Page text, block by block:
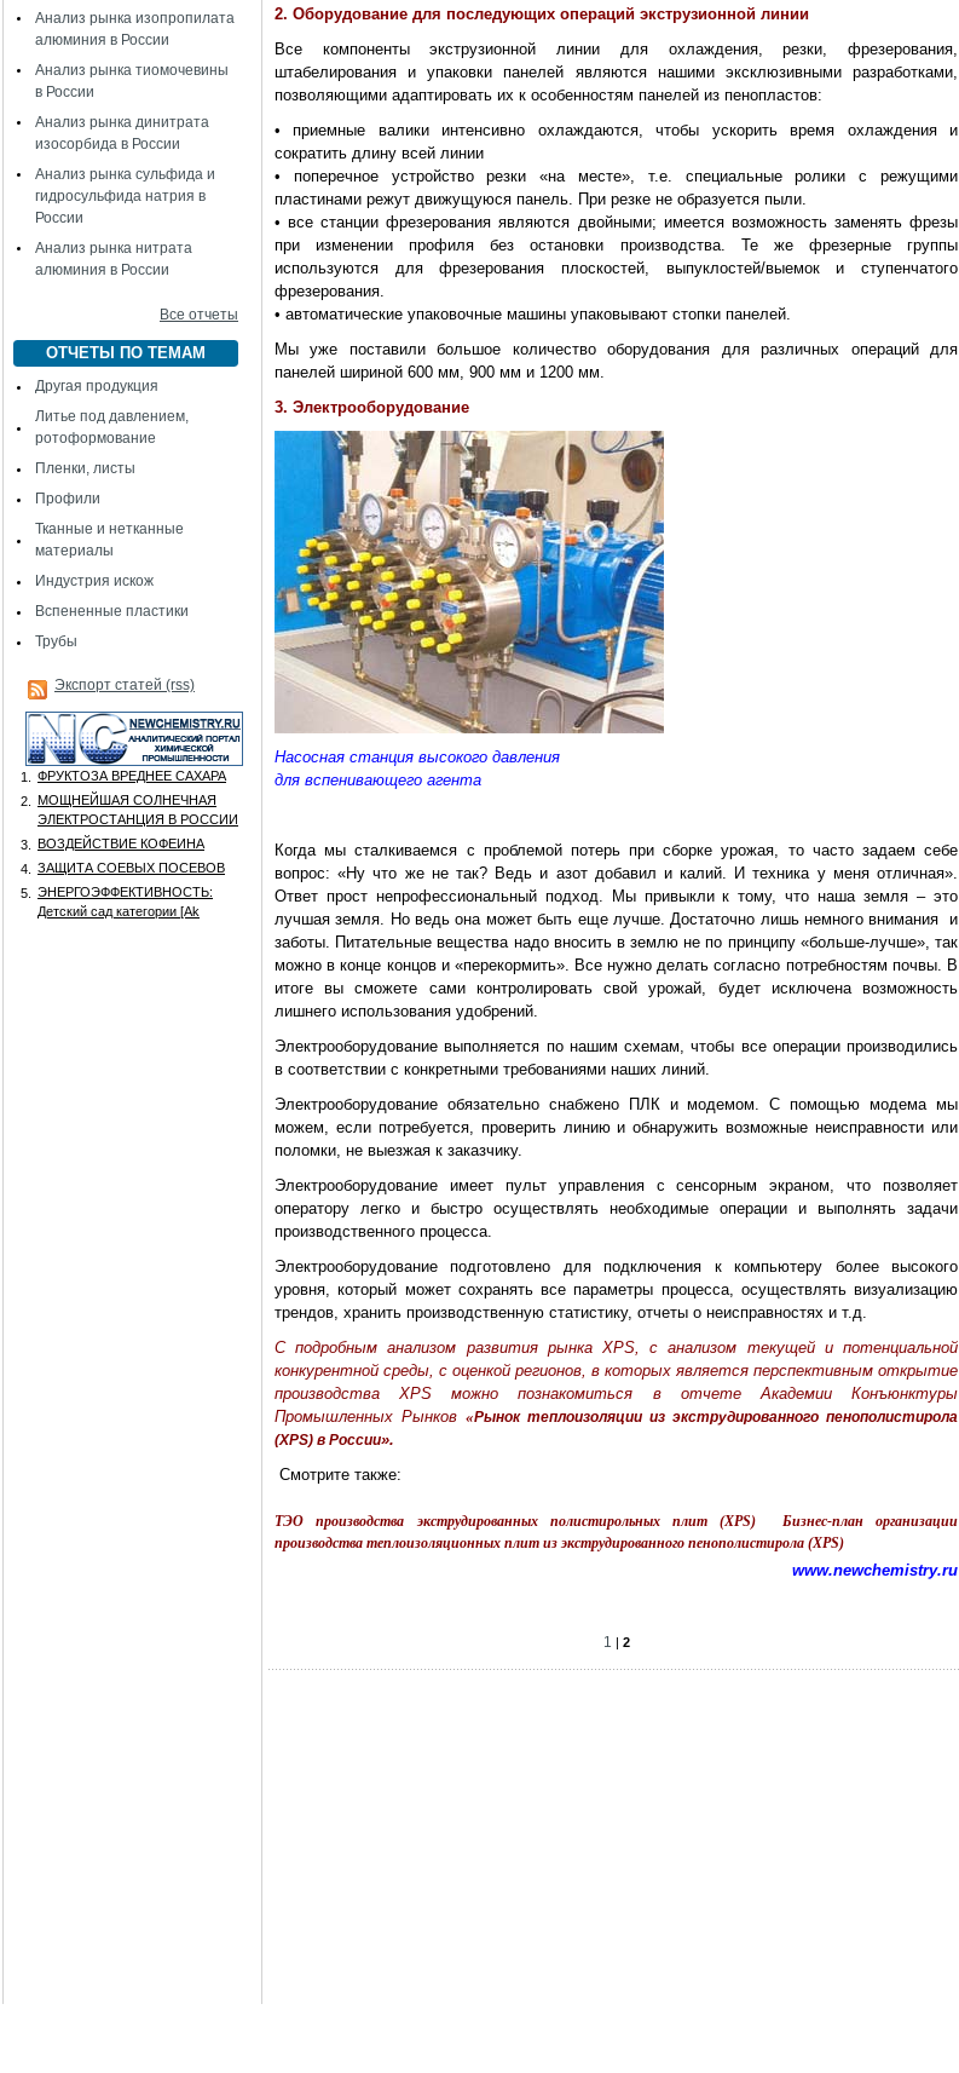
Анализ рынка изопропилата
алюминия в России
Анализ рынка тиомочевины
в России
Анализ рынка динитрата
изосорбида в России
Анализ рынка сульфида и
гидросульфида натрия в
России
Анализ рынка нитрата
алюминия в России
Все отчеты
ОТЧЕТЫ ПО ТЕМАМ
Другая продукция
Литье под давлением,
ротоформование
Пленки, листы
Профили
Тканные и нетканные
материалы
Индустрия искож
Вспененные пластики
Трубы
Экспорт статей (rss)
1.
ФРУКТОЗА ВРЕДНЕЕ САХАРА
2.
МОЩНЕЙШАЯ СОЛНЕЧНАЯ
ЭЛЕКТРОСТАНЦИЯ В РОССИИ
3.
ВОЗДЕЙСТВИЕ КОФЕИНА
4.
ЗАЩИТА СОЕВЫХ ПОСЕВОВ
5.
ЭНЕРГОЭФФЕКТИВНОСТЬ:
Детский сад категории [Аk
2. Оборудование для последующих операций экструзионной линии
Все компоненты экструзионной линии для охлаждения, резки, фрезерования,
штабелирования и упаковки панелей являются нашими эксклюзивными разработками,
позволяющими адаптировать их к особенностям панелей из пенопластов:
• приемные валики интенсивно охлаждаются, чтобы ускорить время охлаждения и
сократить длину всей линии
• поперечное устройство резки «на месте», т.е. специальные ролики с режущими
пластинами режут движущуюся панель. При резке не образуется пыли.
• все станции фрезерования являются двойными; имеется возможность заменять фрезы
при изменении профиля без остановки производства. Те же фрезерные группы
используются для фрезерования плоскостей, выпуклостей/выемок и ступенчатого
фрезерования.
• автоматические упаковочные машины упаковывают стопки панелей.
Мы уже поставили большое количество оборудования для различных операций для
панелей шириной 600 мм, 900 мм и 1200 мм.
3. Электрооборудование
Насосная станция высокого давления
для вспенивающего агента
Когда мы сталкиваемся с проблемой потерь при сборке урожая, то часто задаем себе
вопрос: «Ну что же не так? Ведь и азот добавил и калий. И техника у меня отличная».
Ответ прост непрофессиональный подход. Мы привыкли к тому, что наша земля – это
лучшая земля. Но ведь она может быть еще лучше. Достаточно лишь немного внимания и
заботы. Питательные вещества надо вносить в землю не по принципу «больше-лучше», так
можно в конце концов и «перекормить». Все нужно делать согласно потребностям почвы. В
итоге вы сможете сами контролировать свой урожай, будет исключена возможность
лишнего использования удобрений.
Электрооборудование выполняется по нашим схемам, чтобы все операции производились
в соответствии с конкретными требованиями наших линий.
Электрооборудование обязательно снабжено ПЛК и модемом. С помощью модема мы
можем, если потребуется, проверить линию и обнаружить возможные неисправности или
поломки, не выезжая к заказчику.
Электрооборудование имеет пульт управления с сенсорным экраном, что позволяет
оператору легко и быстро осуществлять необходимые операции и выполнять задачи
производственного процесса.
Электрооборудование подготовлено для подключения к компьютеру более высокого
уровня, который может сохранять все параметры процесса, осуществлять визуализацию
трендов, хранить производственную статистику, отчеты о неисправностях и т.д.
С подробным анализом развития рынка XPS, с анализом текущей и потенциальной
конкурентной среды, с оценкой регионов, в которых является перспективным открытие
производства XPS можно познакомиться в отчете Академии Конъюнктуры
Промышленных Рынков «Рынок теплоизоляции из экструдированного пенополистирола
(XPS) в России».
Смотрите также:
ТЭО производства экструдированных полистирольных плит (XPS)
Бизнес-план организации
производства теплоизоляционных плит из экструдированного пенополистирола (XPS)
www.newchemistry.ru
1 | 2